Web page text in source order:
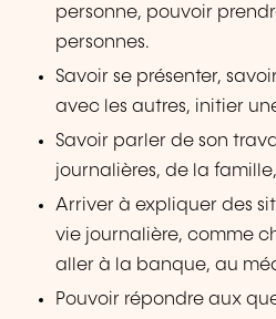
personne, pouvoir
personnes.
Savoir se présenter,
avec les autres, initier
Savoir parler de son
journalières, de la
Arriver à expliquer des
vie journalière, comme
aller à la banque, au
Pouvoir répondre aux